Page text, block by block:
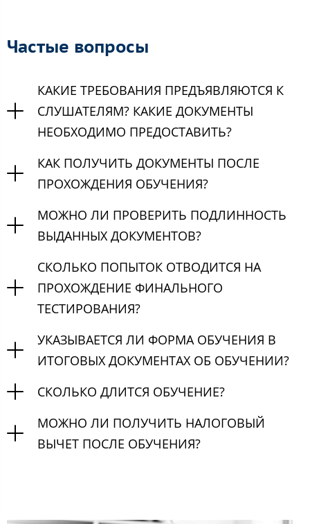
Частые вопросы
КАКИЕ ТРЕБОВАНИЯ ПРЕДЪЯВЛЯЮТСЯ К
СЛУШАТЕЛЯМ? КАКИЕ ДОКУМЕНТЫ
НЕОБХОДИМО ПРЕДОСТАВИТЬ?
КАК ПОЛУЧИТЬ ДОКУМЕНТЫ ПОСЛЕ
ПРОХОЖДЕНИЯ ОБУЧЕНИЯ?
МОЖНО ЛИ ПРОВЕРИТЬ ПОДЛИННОСТЬ
ВЫДАННЫХ ДОКУМЕНТОВ?
СКОЛЬКО ПОПЫТОК ОТВОДИТСЯ НА
ПРОХОЖДЕНИЕ ФИНАЛЬНОГО
ТЕСТИРОВАНИЯ?
УКАЗЫВАЕТСЯ ЛИ ФОРМА ОБУЧЕНИЯ В
ИТОГОВЫХ ДОКУМЕНТАХ ОБ ОБУЧЕНИИ?
СКОЛЬКО ДЛИТСЯ ОБУЧЕНИЕ?
МОЖНО ЛИ ПОЛУЧИТЬ НАЛОГОВЫЙ
ВЫЧЕТ ПОСЛЕ ОБУЧЕНИЯ?